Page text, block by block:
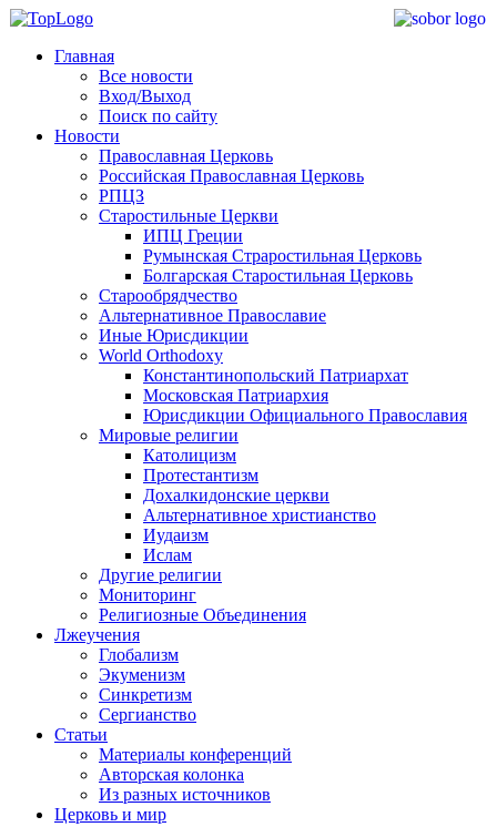
Главная
Все новости
Вход/Выход
Поиск по сайту
Новости
Православная Церковь
Российская Православная Церковь
РПЦЗ
Старостильные Церкви
ИПЦ Греции
Румынская Страростильная Церковь
Болгарская Старостильная Церковь
Старообрядчество
Альтернативное Православие
Иные Юрисдикции
World Orthodoxy
Константинопольский Патриархат
Московская Патриархия
Юрисдикции Официального Православия
Мировые религии
Католицизм
Протестантизм
Дохалкидонские церкви
Альтернативное христианство
Иудаизм
Ислам
Другие религии
Мониторинг
Религиозные Объединения
Лжеучения
Глобализм
Экуменизм
Синкретизм
Сергианство
Статьи
Материалы конференций
Авторская колонка
Из разных источников
Церковь и мир